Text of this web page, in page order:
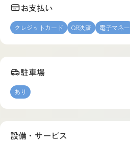
お支払い
クレジットカード QR決済 電子マネー
駐車場
あり
設備・サービス